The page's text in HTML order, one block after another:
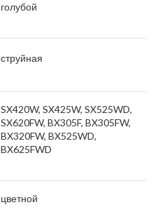
голубой
струйная
SX420W, SX425W, SX525WD,
SX620FW, BX305F, BX305FW,
BX320FW, BX525WD,
BX625FWD
цветной